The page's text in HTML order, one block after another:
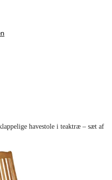
havestole i teaktræ – sæt af